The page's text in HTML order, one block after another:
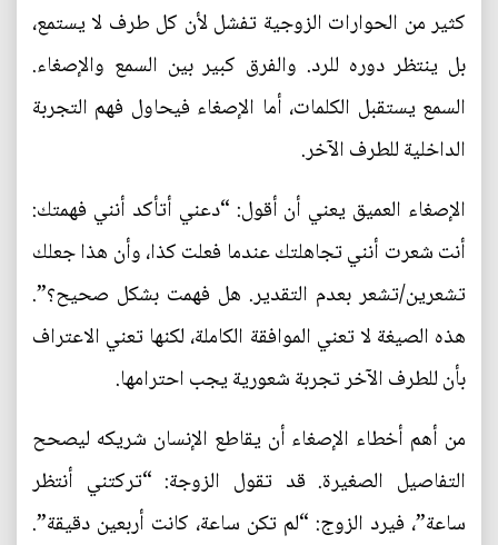
كثير من الحوارات الزوجية تفشل لأن كل طرف لا يستمع،
بل ينتظر دوره للرد. والفرق كبير بين السمع والإصغاء.
السمع يستقبل الكلمات، أما الإصغاء فيحاول فهم التجربة
الداخلية للطرف الآخر.
الإصغاء العميق يعني أن أقول: “دعني أتأكد أنني فهمتك:
أنت شعرت أنني تجاهلتك عندما فعلت كذا، وأن هذا جعلك
تشعرين/تشعر بعدم التقدير. هل فهمت بشكل صحيح؟”.
هذه الصيغة لا تعني الموافقة الكاملة، لكنها تعني الاعتراف
بأن للطرف الآخر تجربة شعورية يجب احترامها.
من أهم أخطاء الإصغاء أن يقاطع الإنسان شريكه ليصحح
التفاصيل الصغيرة. قد تقول الزوجة: “تركتني أنتظر
ساعة”، فيرد الزوج: “لم تكن ساعة، كانت أربعين دقيقة”.